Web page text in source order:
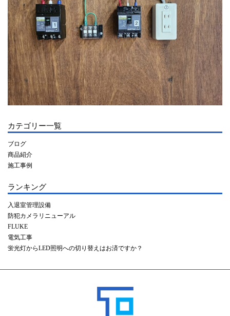
カテゴリー一覧
ブログ
商品紹介
施工事例
ランキング
入退室管理設備
防犯カメラリニューアル
FLUKE
電気工事
蛍光灯からLED照明への切り替えはお済ですか？